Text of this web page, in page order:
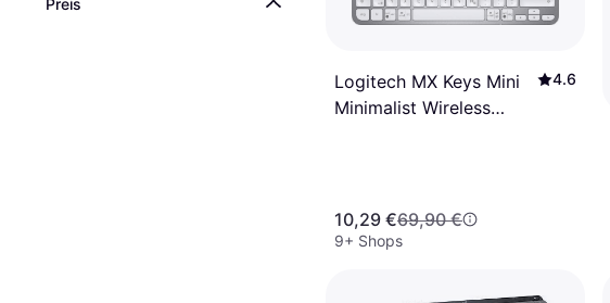
Preis
Logitech MX Keys Mini
Minimalist Wireless
4.6
10,29 €69,90 €
9+ Shops